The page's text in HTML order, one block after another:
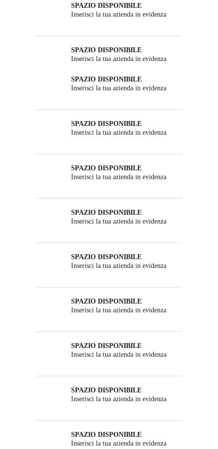
SPAZIO DISPONIBILE
Inserisci la tua azienda in evidenza
SPAZIO DISPONIBILE
Inserisci la tua azienda in evidenza
SPAZIO DISPONIBILE
Inserisci la tua azienda in evidenza
SPAZIO DISPONIBILE
Inserisci la tua azienda in evidenza
SPAZIO DISPONIBILE
Inserisci la tua azienda in evidenza
SPAZIO DISPONIBILE
Inserisci la tua azienda in evidenza
SPAZIO DISPONIBILE
Inserisci la tua azienda in evidenza
SPAZIO DISPONIBILE
Inserisci la tua azienda in evidenza
SPAZIO DISPONIBILE
Inserisci la tua azienda in evidenza
SPAZIO DISPONIBILE
Inserisci la tua azienda in evidenza
SPAZIO DISPONIBILE
Inserisci la tua azienda in evidenza